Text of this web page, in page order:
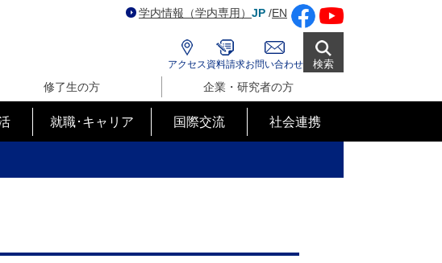
学内情報（学内専用） JP /EN
アクセス 資料請求お問い合わせ 検索
修了生の方 企業・研究者の方
就職･キャリア 国際交流 社会連携